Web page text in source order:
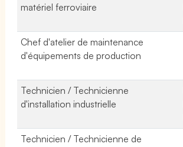
matériel ferroviaire
Chef d'atelier de maintenance
d'équipements de production
Technicien / Technicienne
d'installation industrielle
Technicien / Technicienne de